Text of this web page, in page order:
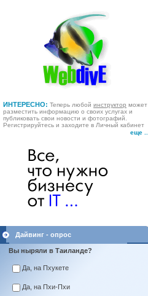
ИНТЕРЕСНО: Теперь любой инструктор может
разместить информацию о своих услугах и
публиковать свои новости и фотографий.
Регистрируйтесь и заходите в Личный кабинет
еще ...
Дайвинг - опрос
Вы ныряли в Таиланде?
Да, на Пхукете
Да, на Пхи-Пхи